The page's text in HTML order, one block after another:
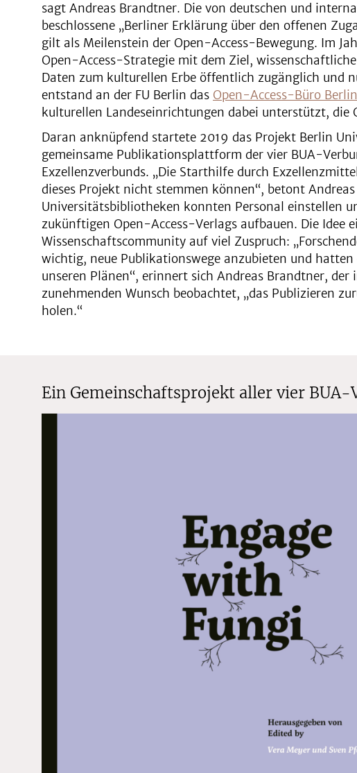
sagt Andreas Brandtner. Die von deutschen und
beschlossene „Berliner Erklärung über den offenen
gilt als Meilenstein der Open-Access-Bewegung. Im
Open-Access-Strategie mit dem Ziel,
Daten zum kulturellen Erbe öffentlich zugänglich und
entstand an der FU Berlin das Open-Access-Büro Berlin
kulturellen Landeseinrichtungen dabei unterstützt, die
Daran anknüpfend startete 2019 das Projekt Berlin
gemeinsame Publikationsplattform der vier BUA-
Exzellenzverbunds. „Die Starthilfe durch
dieses Projekt nicht stemmen können“, betont
Universitätsbibliotheken konnten Personal einstellen
zukünftigen Open-Access-Verlags aufbauen. Die Idee
Wissenschaftscommunity auf viel Zuspruch:
wichtig, neue Publikationswege anzubieten und hatten
unseren Plänen“, erinnert sich Andreas Brandtner, der
zunehmenden Wunsch beobachtet, „das Publizieren
holen.“
Ein Gemeinschaftsprojekt aller vier